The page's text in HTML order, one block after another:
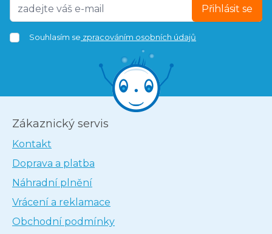
Přihlásit se
Souhlasím se zpracováním osobních údajů
Zákaznický servis
Kontakt
Doprava a platba
Náhradní plnění
Vrácení a reklamace
Obchodní podmínky